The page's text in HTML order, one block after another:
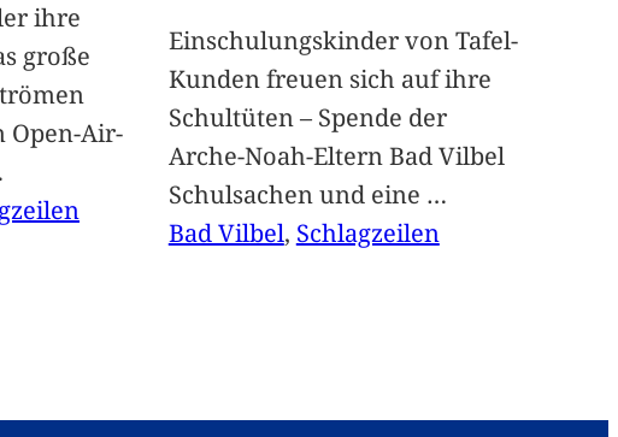
ihre
große
Open-Air-
Einschulungskinder von Tafel-
Kunden freuen sich auf ihre
Schultüten – Spende der
Arche-Noah-Eltern Bad Vilbel
Schulsachen und eine …
Bad Vilbel, Schlagzeilen